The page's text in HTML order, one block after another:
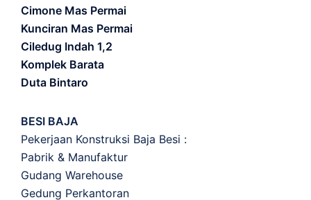
Cimone Mas Permai
Kunciran Mas Permai
Ciledug Indah 1,2
Komplek Barata
Duta Bintaro
BESI BAJA
Pekerjaan Konstruksi Baja Besi :
Pabrik & Manufaktur
Gudang Warehouse
Gedung Perkantoran